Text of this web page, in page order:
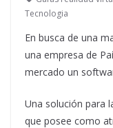
Tecnologia
En busca de una
una empresa de
mercado un
Una solución para
que posee como